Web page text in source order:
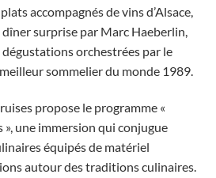
accompagnés de vins d’Alsace,
dîner surprise par Marc Haeberlin,
orchestrées par le
sommelier du monde 1989.
propose le programme «
une immersion qui conjugue
équipés de matériel
autour des traditions culinaires.